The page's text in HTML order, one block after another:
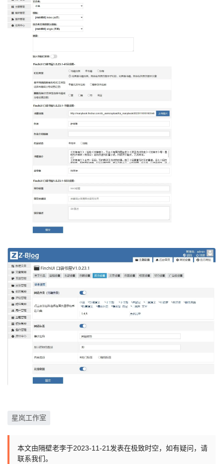
星岚工作室
本文由隔壁老李于2023-11-21发表在极致时空，如有疑问，请
联系我们。